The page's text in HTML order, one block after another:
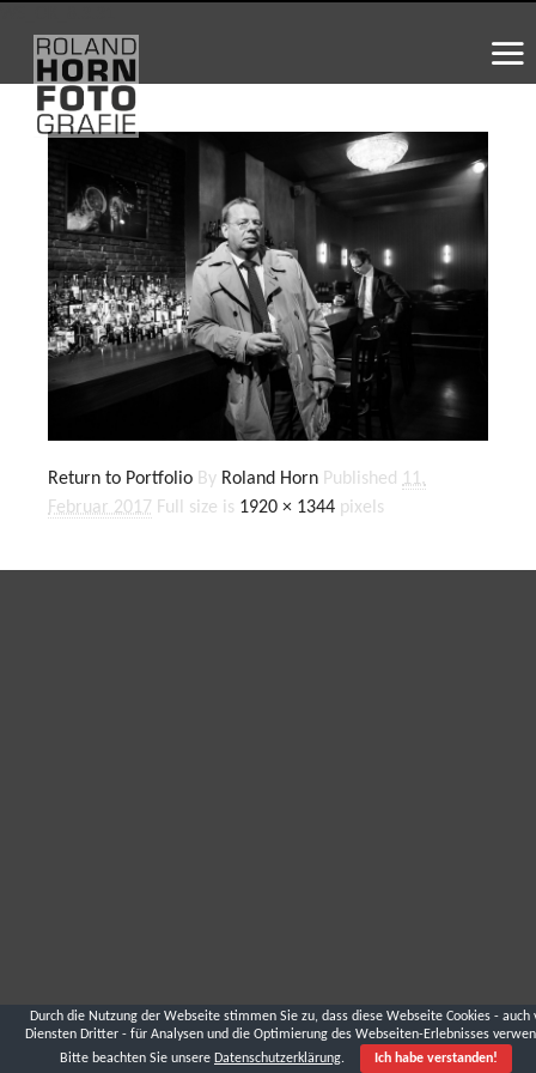
Return to Portfolio By Roland Horn Published 11.
Februar 2017 Full size is 1920 × 1344 pixels
Durch die Nutzung der Webseite stimmen Sie zu, dass diese Webseite Cookies - auch
Diensten Dritter - für Analysen und die Optimierung des Webseiten-Erlebnisses
Bitte beachten Sie unsere Datenschutzerklärung. Ich habe verstanden!